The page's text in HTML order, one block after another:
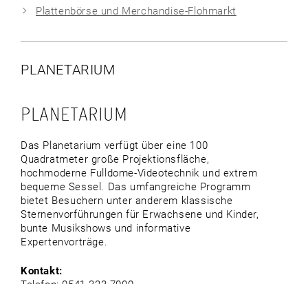
PLANETARIUM
PLANETARIUM
Das Planetarium verfügt über eine 100
Quadratmeter große Projektionsfläche,
hochmoderne Fulldome-Videotechnik und extrem
bequeme Sessel. Das umfangreiche Programm
bietet Besuchern unter anderem klassische
Sternenvorführungen für Erwachsene und Kinder,
bunte Musikshows und informative
Expertenvorträge.
Kontakt:
Plattenbörse und Merchandise-Flohmarkt